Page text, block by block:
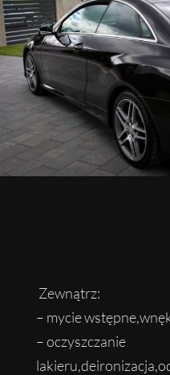
Zewnątrz:
– mycie
– oczyszczanie